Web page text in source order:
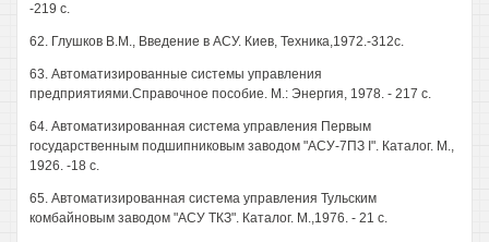
-219 с.
62. Глушков В.М., Введение в АСУ. Киев, Техника,1972.-312с.
63. Автоматизированные системы управления
предприятиями.Справочное пособие. М.: Энергия, 1978. - 217 с.
64. Автоматизированная система управления Первым
государственным подшипниковым заводом "АСУ-7ПЗ I". Каталог. М.,
1926. -18 с.
65. Автоматизированная система управления Тульским
комбайновым заводом "АСУ ТКЗ". Каталог. М.,1976. - 21 с.